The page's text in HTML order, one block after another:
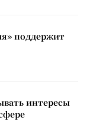
поддержит
интересы